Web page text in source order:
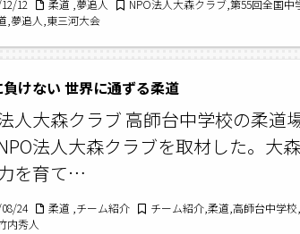
12 柔道 ,夢追人
NPO法人大森クラブ,第55回全国
,夢追人,東三河大会
負けない 世界に通ずる柔道
人大森クラブ 高師台中学校の柔道
法人大森クラブを取材した。大森
を育て…
24 柔道 ,チーム紹介
チーム紹介,柔道,高師台中学
内秀人